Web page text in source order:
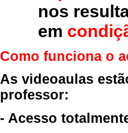
nos
em
Como funciona o
As videoaulas
professor:
- Acesso